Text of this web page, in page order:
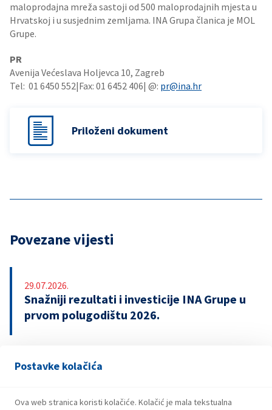
Postavke kolačića
Ova web stranica koristi kolačiće. Kolačić je mala tekstualna
maloprodajna mreža sastoji od 500 maloprodajnih mjesta u
Hrvatskoj i u susjednim zemljama. INA Grupa članica je MOL
Grupe.
PR
Avenija Većeslava Holjevca 10, Zagreb
Tel: 01 6450 552|Fax: 01 6452 406| @: pr@ina.hr
Priloženi dokument
Povezane vijesti
29.07.2026.
Snažniji rezultati i investicije INA Grupe u
prvom polugodištu 2026.
21.07.2026.
u iznosu od 500 milijuna eura